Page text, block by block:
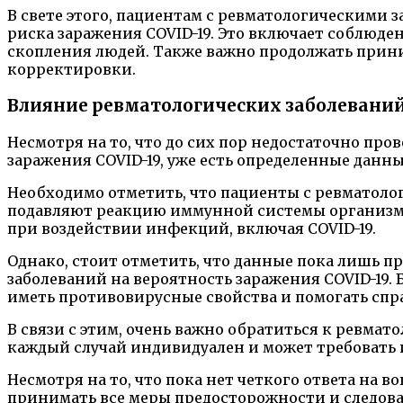
В свете этого, пациентам с
риска заражения COVID-19. Это включает
скопления людей. Также важно продолжать
корректировки.
Влияние ревматологических
Несмотря на то, что до сих пор недостаточно
заражения COVID-19, уже есть определенные
Необходимо отметить, что пациенты с
подавляют реакцию иммунной системы
при воздействии инфекций, включая COVID-19.
Однако, стоит отметить, что данные пока лишь
заболеваний на вероятность заражения COVID-
иметь противовирусные свойства и помогать
В связи с этим, очень важно обратиться к
каждый случай индивидуален и может требовать
Несмотря на то, что пока нет четкого ответа на
принимать все меры предосторожности и